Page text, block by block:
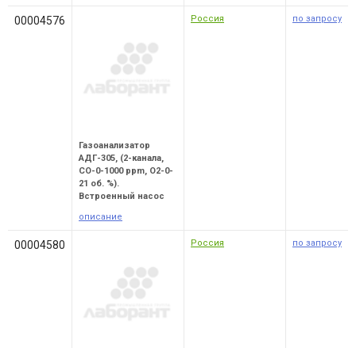
00004576
Газоанализатор
АДГ-305, (2-канала,
CO-0-1000 ppm, O2-0-
21 об. %).
Встроенный насос
описание
Россия по запросу
00004580 Россия по запросу